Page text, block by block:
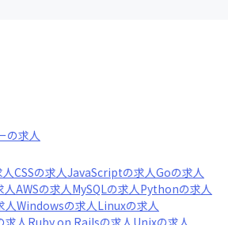
の求人
人CSSの求人JavaScriptの求人Goの求人
人AWSの求人MySQLの求人Pythonの求人
人Windowsの求人Linuxの求人
求人Ruby on Railsの求人Unixの求人